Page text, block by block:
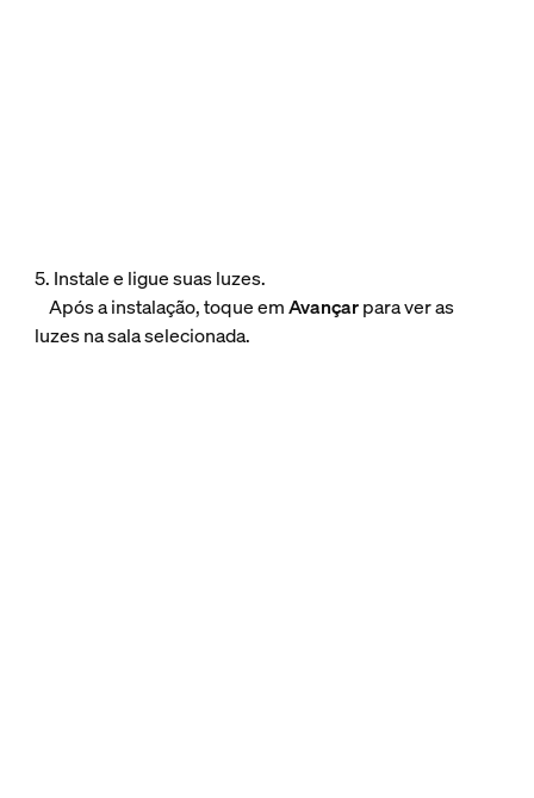
5. Instale e ligue suas luzes.
Após a instalação, toque emAvançarpara ver as
luzes na sala selecionada.